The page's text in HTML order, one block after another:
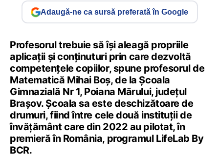
Adaugă-ne ca sursă preferată în Google
Profesorul trebuie să își aleagă propriile
aplicații și conținuturi prin care dezvoltă
competențele copiilor, spune profesorul de
Matematică Mihai Boș, de la Școala
Gimnazială Nr 1, Poiana Mărului, județul
Brașov. Școala sa este deschizătoare de
drumuri, fiind între cele două instituții de
învățământ care din 2022 au pilotat, în
premieră în România, programul LifeLab By
BCR.